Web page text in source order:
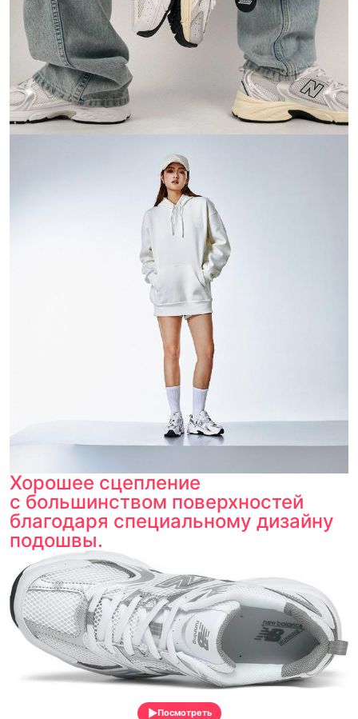
Хорошее сцепление
с большинством поверхностей
благодаря специальному дизайну
подошвы.
Посмотреть